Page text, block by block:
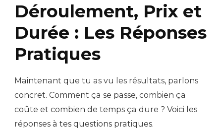
Déroulement, Prix et
Durée : Les Réponses
Pratiques
Maintenant que tu as vu les résultats, parlons
concret. Comment ça se passe, combien ça
coûte et combien de temps ça dure ? Voici les
réponses à tes questions pratiques.